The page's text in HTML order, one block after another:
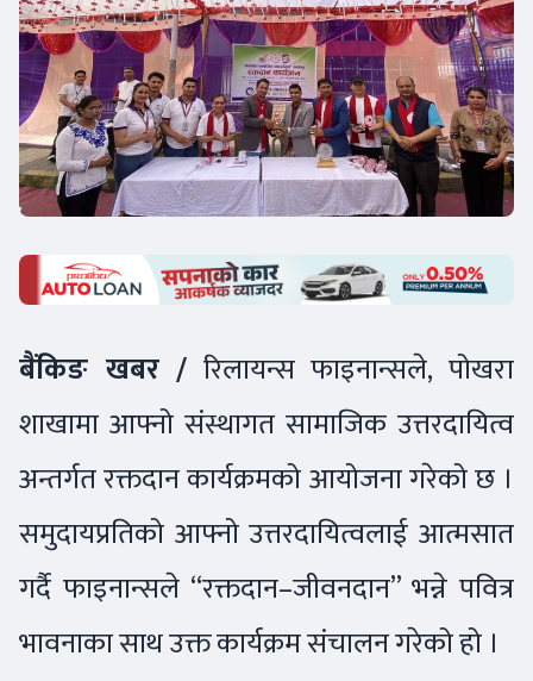
बैंकिङ खबर / रिलायन्स फाइनान्सले, पोखरा
शाखामा आफ्नो संस्थागत सामाजिक उत्तरदायित्व
अन्तर्गत रक्तदान कार्यक्रमको आयोजना गरेको छ ।
समुदायप्रतिको आफ्नो उत्तरदायित्वलाई आत्मसात
गर्दै फाइनान्सले “रक्तदान–जीवनदान” भन्ने पवित्र
भावनाका साथ उक्त कार्यक्रम संचालन गरेको हो ।